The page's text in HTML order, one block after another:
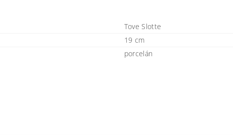
Tove Slotte
19 cm
porcelán